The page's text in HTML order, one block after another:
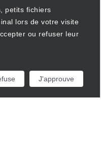
petits fichiers
lors de votre visite
ou refuser leur
J'approuve